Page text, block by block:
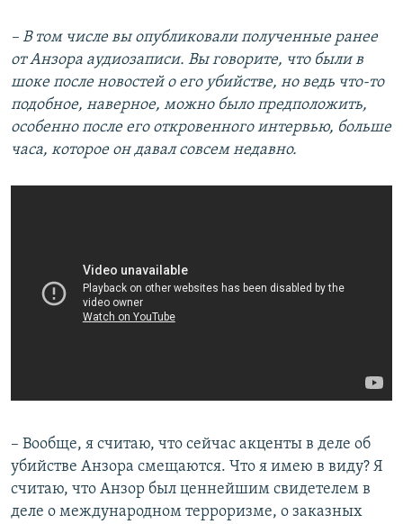
– В том числе вы опубликовали полученные ранее
от Анзора аудиозаписи. Вы говорите, что были в
шоке после новостей о его убийстве, но ведь что-то
подобное, наверное, можно было предположить,
особенно после его откровенного интервью, больше
часа, которое он давал совсем недавно.
– Вообще, я считаю, что сейчас акценты в деле об
убийстве Анзора смещаются. Что я имею в виду? Я
считаю, что Анзор был ценнейшим свидетелем в
деле о международном терроризме, о заказных